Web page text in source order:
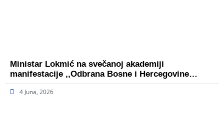
Ministar Lokmić na svečanoj akademiji
manifestacije ,,Odbrana Bosne i Hercegovine…
4 Juna, 2026